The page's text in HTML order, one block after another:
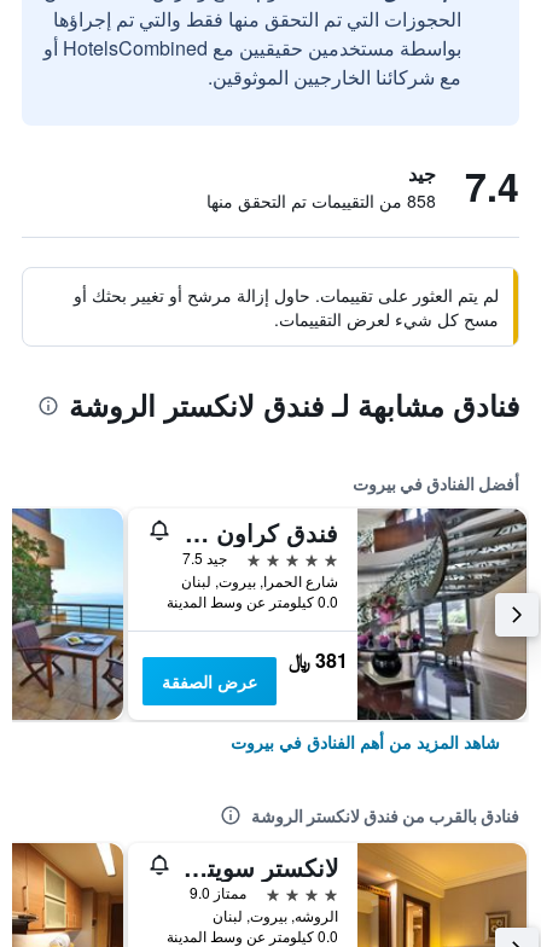
الحجوزات التي تم التحقق منها فقط والتي تم إجراؤها
بواسطة مستخدمين حقيقيين مع HotelsCombined أو
مع شركائنا الخارجيين الموثوقين.
7.4 جيد
858 من التقييمات تم التحقق منها
لم يتم العثور على تقييمات. حاول إزالة مرشح أو تغيير بحثك أو
مسح كل شيء لعرض التقييمات.
فنادق مشابهة لـ فندق لانكستر الروشة
أفضل الفنادق في بيروت
فندق كراون بلازا بيروت فندق تابع لمجموعة فنادق آي إيتش جي
5 نجوم
جيد 7.5
شارع الحمرا, بيروت, لبنان
0.0 كيلومتر عن وسط المدينة
381 ﷼
عرض الصفقة
شاهد المزيد من أهم الفنادق في بيروت
فنادق بالقرب من فندق لانكستر الروشة
لانكستر سويتس الروشه
4 نجوم
ممتاز 9.0
الروشه, بيروت, لبنان
0.0 كيلومتر عن وسط المدينة